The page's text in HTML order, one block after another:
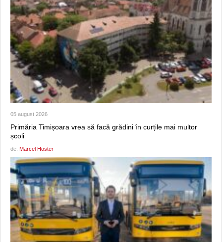
05 august 2026
Primăria Timișoara vrea să facă grădini în curțile mai multor
școli
de: Marcel Hoster